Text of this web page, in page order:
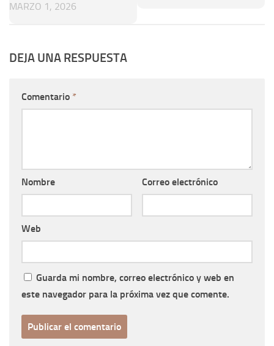
MARZO 1, 2026
DEJA UNA RESPUESTA
Comentario *
Nombre Correo electrónico
Web
Guarda mi nombre, correo electrónico y web en
este navegador para la próxima vez que comente.